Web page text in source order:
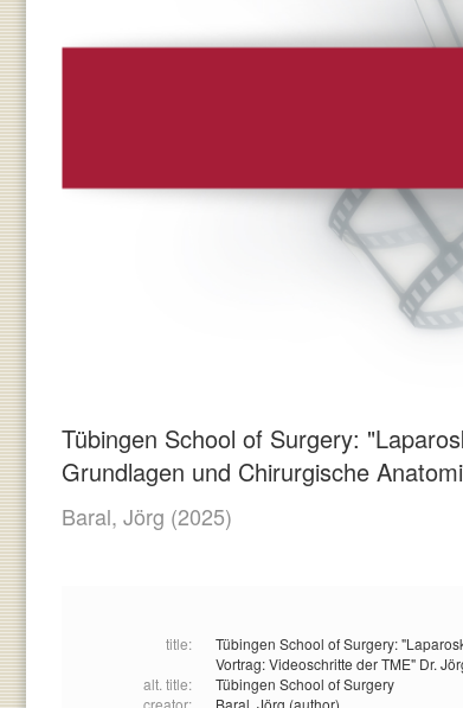
Tübingen School of Surgery:
Grundlagen und Chirurgische
Baral, Jörg (2025)
title:
Tübingen School of Surgery:
Vortrag: Videoschritte der TME" Dr.
alt. title:
Tübingen School of Surgery